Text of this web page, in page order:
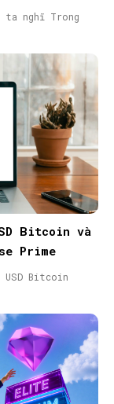
Trong
Bitcoin và
Prime
USD Bitcoin